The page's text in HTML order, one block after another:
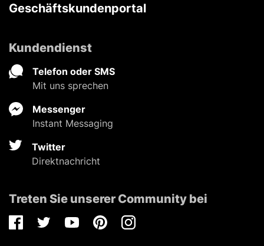
Geschäftskundenportal
Kundendienst
Telefon oder SMS
Mit uns sprechen
Messenger
Instant Messaging
Twitter
Direktnachricht
Treten Sie unserer Community bei
FacebookTwitterYoutubePinterestInstagram